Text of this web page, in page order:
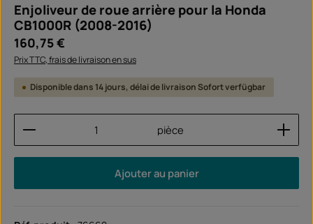
Enjoliveur de roue arrière pour la Honda
CB1000R (2008-2016)
Prix régulier :
160,75 €
Prix TTC, frais de livraison en sus
Disponible dans 14 jours, délai de livraison Sofort verfügbar
Quantité de produit : Entrez la quantité
pièce
Ajouter au panier